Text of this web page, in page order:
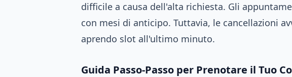
difficile a causa dell'alta richiesta. Gli
con mesi di anticipo. Tuttavia, le cancellazioni
aprendo slot all'ultimo minuto.
Guida Passo-Passo per Prenotare il Tuo